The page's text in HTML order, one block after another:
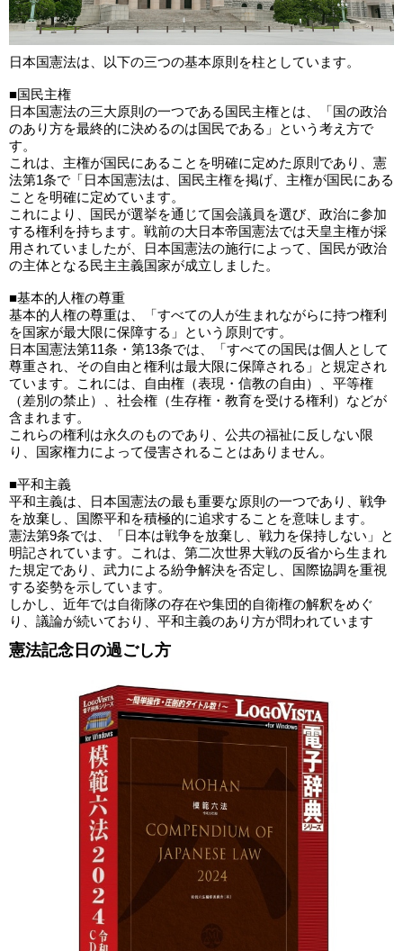
日本国憲法は、以下の三つの基本原則を柱としています。
■国民主権
日本国憲法の三大原則の一つである国民主権とは、「国の政治
のあり方を最終的に決めるのは国民である」という考え方で
す。
これは、主権が国民にあることを明確に定めた原則であり、憲
法第1条で「日本国憲法は、国民主権を掲げ、主権が国民にある
ことを明確に定めています。
これにより、国民が選挙を通じて国会議員を選び、政治に参加
する権利を持ちます。戦前の大日本帝国憲法では天皇主権が採
用されていましたが、日本国憲法の施行によって、国民が政治
の主体となる民主主義国家が成立しました。
■基本的人権の尊重
基本的人権の尊重は、「すべての人が生まれながらに持つ権利
を国家が最大限に保障する」という原則です。
日本国憲法第11条・第13条では、「すべての国民は個人として
尊重され、その自由と権利は最大限に保障される」と規定され
ています。これには、自由権（表現・信教の自由）、平等権
（差別の禁止）、社会権（生存権・教育を受ける権利）などが
含まれます。
これらの権利は永久のものであり、公共の福祉に反しない限
り、国家権力によって侵害されることはありません。
■平和主義
平和主義は、日本国憲法の最も重要な原則の一つであり、戦争
を放棄し、国際平和を積極的に追求することを意味します。
憲法第9条では、「日本は戦争を放棄し、戦力を保持しない」と
明記されています。これは、第二次世界大戦の反省から生まれ
た規定であり、武力による紛争解決を否定し、国際協調を重視
する姿勢を示しています。
しかし、近年では自衛隊の存在や集団的自衛権の解釈をめぐ
り、議論が続いており、平和主義のあり方が問われています
憲法記念日の過ごし方